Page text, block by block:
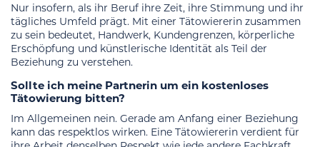
Nur insofern, als ihr Beruf ihre Zeit, ihre Stimmung und ihr
tägliches Umfeld prägt. Mit einer Tätowiererin zusammen
zu sein bedeutet, Handwerk, Kundengrenzen, körperliche
Erschöpfung und künstlerische Identität als Teil der
Beziehung zu verstehen.
Sollte ich meine Partnerin um ein kostenloses
Tätowierung bitten?
Im Allgemeinen nein. Gerade am Anfang einer Beziehung
kann das respektlos wirken. Eine Tätowiererin verdient für